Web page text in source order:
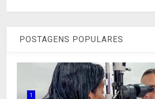
POSTAGENS POPULARES
1